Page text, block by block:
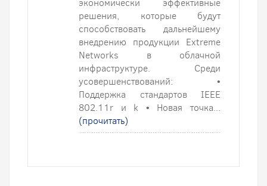
экономически эффективные
решения, которые будут
способствовать дальнейшему
внедрению продукции Extreme
Networks в облачной
инфраструктуре. Среди
усовершенствований: •
Поддержка стандартов IEEE
802.11r и k • Новая точка...
(прочитать)